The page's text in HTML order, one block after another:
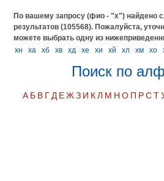
По вашему запросу (фио - "х") найдено
результатов (105568). Пожалуйста,
можете выбрать одну из
хн
ха хб хв хд хе хи хй хл хм хо
Поиск по
А Б В Г Д Е Ж З И К Л М Н О П Р С Т